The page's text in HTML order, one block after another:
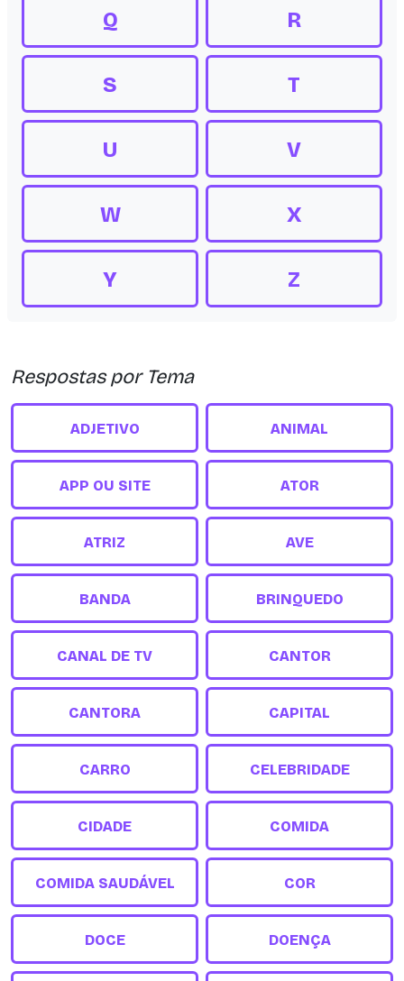
Q R
S T
U V
W X
Y Z
Respostas por Tema
ADJETIVO ANIMAL
APP OU SITE ATOR
ATRIZ AVE
BANDA BRINQUEDO
CANAL DE TV CANTOR
CANTORA CAPITAL
CARRO CELEBRIDADE
CIDADE COMIDA
COMIDA SAUDÁVEL COR
DOCE DOENÇA